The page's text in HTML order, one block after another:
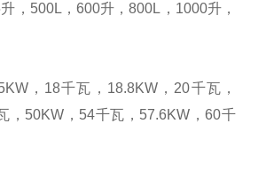
，500L，600升，800L，1000升，
，18千瓦，18.8KW，20千瓦，
，50KW，54千瓦，57.6KW，60千